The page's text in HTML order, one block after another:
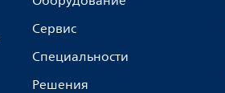
Сервис
Специальности
Решения